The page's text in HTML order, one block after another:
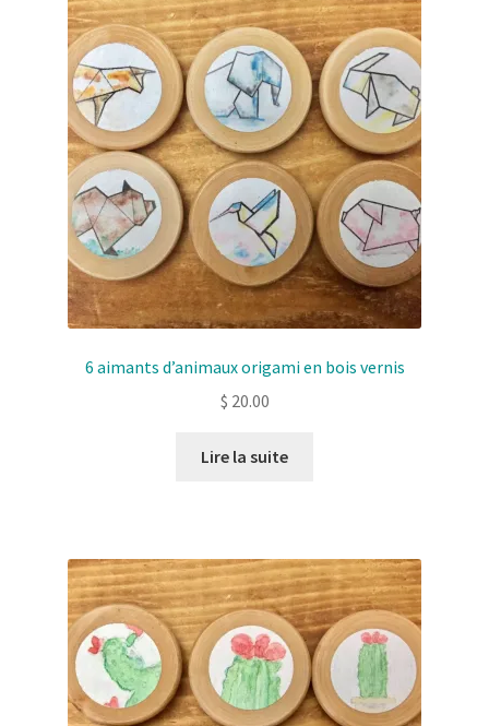
options
peuvent
être
choisies
sur
la
page
de
produit
6 aimants d’animaux origami en bois vernis
$ 20.00
Lire la suite